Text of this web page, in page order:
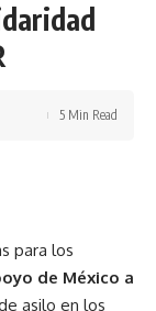
5 Min Read
para los
de México a
asilo en los